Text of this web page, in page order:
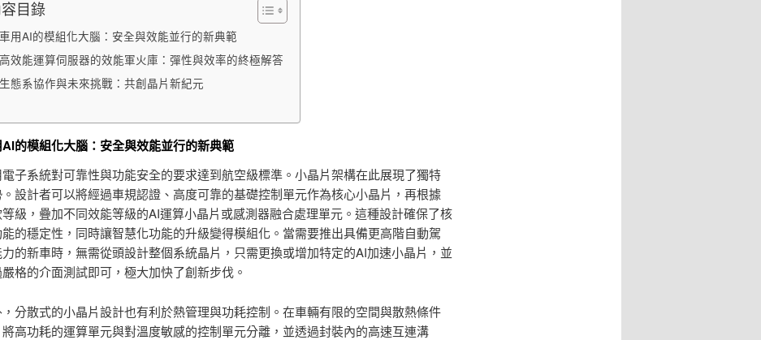
目錄
車用AI的模組化大腦：安全與效能並行的新典範
高效能運算伺服器的效能軍火庫：彈性與效率的終極解答
生態系協作與未來挑戰：共創晶片新紀元
的模組化大腦：安全與效能並行的新典範
子系統對可靠性與功能安全的要求達到航空級標準。小晶片架構在此展現了獨特
設計者可以將經過車規認證、高度可靠的基礎控制單元作為核心小晶片，再根據
級，疊加不同效能等級的AI運算小晶片或感測器融合處理單元。這種設計確保了核
的穩定性，同時讓智慧化功能的升級變得模組化。當需要推出具備更高階自動駕
的新車時，無需從頭設計整個系統晶片，只需更換或增加特定的AI加速小晶片，並
格的介面測試即可，極大加快了創新步伐。
分散式的小晶片設計也有利於熱管理與功耗控制。在車輛有限的空間與散熱條件
高功耗的運算單元與對溫度敏感的控制單元分離，並透過封裝內的高速互連溝